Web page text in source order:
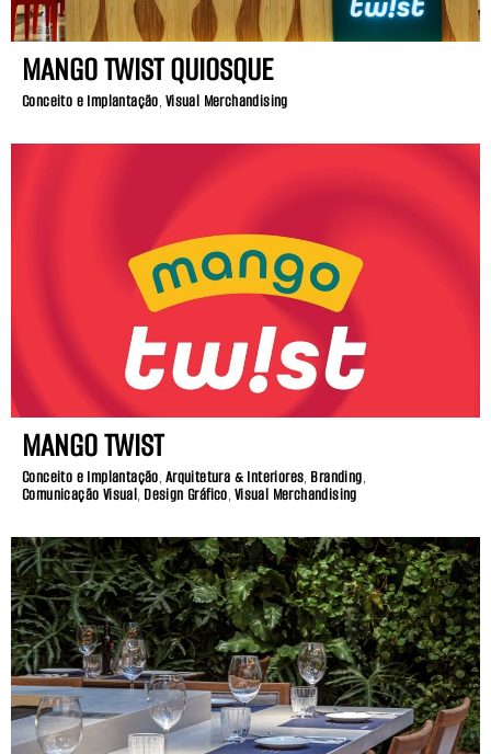
MANGO TWIST QUIOSQUE
Conceito e Implantação, Visual Merchandising
MANGO TWIST
Conceito e Implantação, Arquitetura & Interiores, Branding,
Comunicação Visual, Design Gráfico, Visual Merchandising